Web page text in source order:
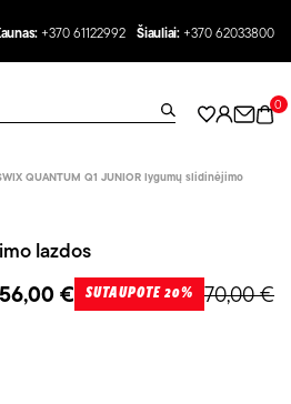
+370 61122992 Šiauliai: +370 62033800
0
QUANTUM Q1 JUNIOR lygumų slidinėjimo
lazdos
70,00 €
56,00 € SUTAUPOTE 20%